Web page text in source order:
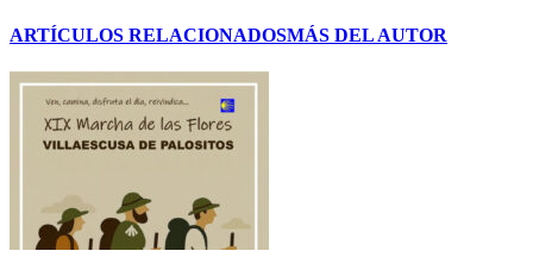
ARTÍCULOS RELACIONADOSMÁS DEL AUTOR